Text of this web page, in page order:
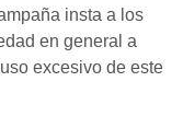
insta a los
en general a
excesivo de este